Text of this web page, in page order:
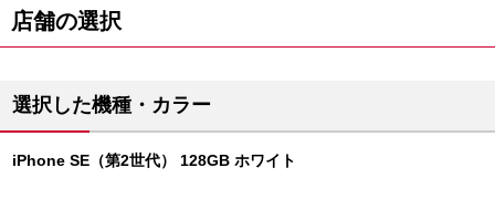
店舗の選択
選択した機種・カラー
iPhone SE（第2世代） 128GB ホワイト